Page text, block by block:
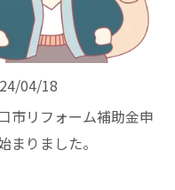
04/18
市リフォーム補助金申
まりました。